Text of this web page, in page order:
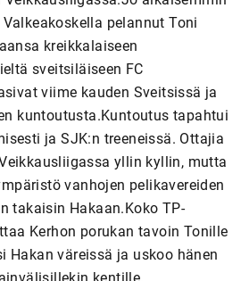
pelannut Toni
kreikkalaiseen
sveitsiläiseen FC
viime kauden Sveitsissä ja
kuntoutusta.Kuntoutus tapahtui
ja SJK:n treeneissä. Ottajia
yllin kyllin, mutta
vanhojen pelikavereiden
takaisin Hakaan.Koko TP-
Kerhon porukan tavoin Tonille
Hakan väreissä ja uskoo hänen